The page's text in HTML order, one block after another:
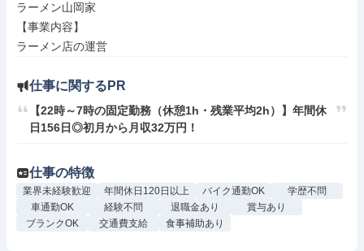
ラーメン山岡家
【事業内容】
ラーメン店の運営
仕事に関するPR
【22時～7時の固定勤務（休憩1h・残業平均2h）】年間休
日156日◎初月から月収32万円！
仕事の特徴
業界未経験歓迎 年間休日120日以上 バイク通勤OK
学歴不問
車通勤OK
経験不問 退職金あり
賞与あり
ブランクOK
交通費支給 食事補助あり